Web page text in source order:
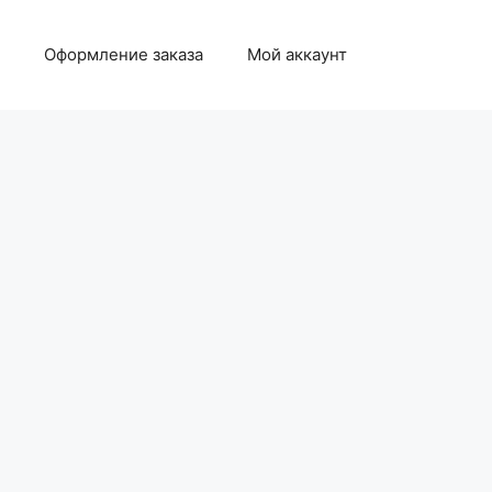
Оформление заказа Мой аккаунт